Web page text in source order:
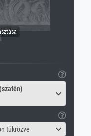
tükrözve